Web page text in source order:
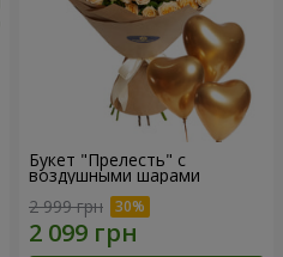
Букет "Прелесть" с
воздушными шарами
2 999 грн